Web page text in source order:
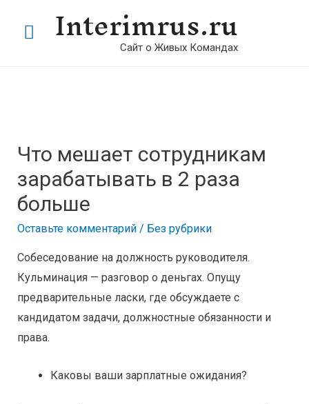
Interimrus.ru
Сайт о Живых Командах
Что мешает сотрудникам
зарабатывать в 2 раза
больше
Оставьте комментарий / Без рубрики
Собеседование на должность руководителя.
Кульминация — разговор о деньгах. Опущу
предварительные ласки, где обсуждаете с
кандидатом задачи, должностные обязанности и
права.
Каковы ваши зарплатные ожидания?